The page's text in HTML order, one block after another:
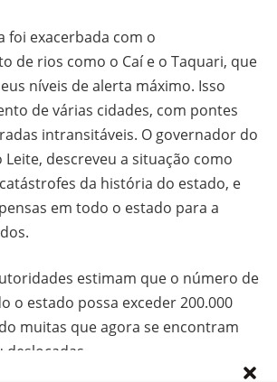
foi exacerbada com o
de rios como o Caí e o Taquari, que
níveis de alerta máximo. Isso
de várias cidades, com pontes
intransitáveis. O governador do
descreveu a situação como
da história do estado, e
em todo o estado para a
estimam que o número de
o estado possa exceder 200.000
muitas que agora se encontram
.